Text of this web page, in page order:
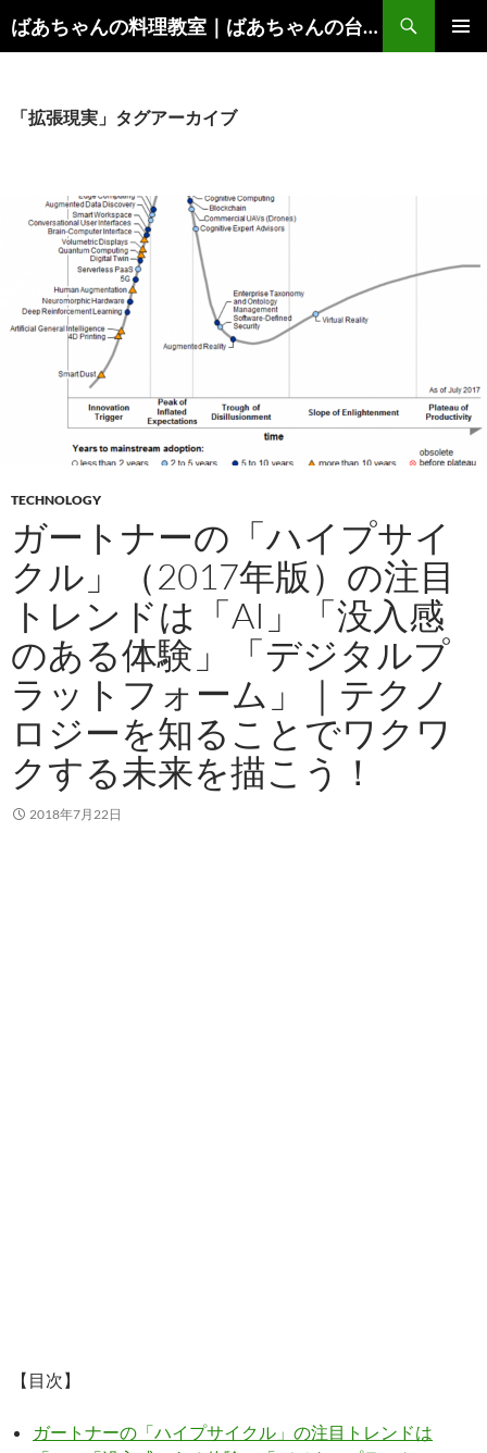
ン
ばあちゃんの料理教室｜ばあちゃんの台所から学ぶ、食と健康の知恵
索
「拡張現実」タグアーカイブ
TECHNOLOGY
ガートナーの「ハイプサイ
クル」（2017年版）の注目
トレンドは「AI」「没入感
のある体験」「デジタルプ
ラットフォーム」｜テクノ
ロジーを知ることでワクワ
クする未来を描こう！
2018年7月22日
【目次】
ガートナーの「ハイプサイクル」の注目トレンドは